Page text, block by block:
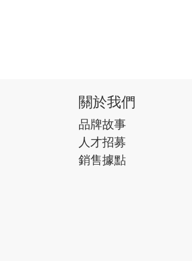
關於我們
品牌故事
人才招募
銷售據點